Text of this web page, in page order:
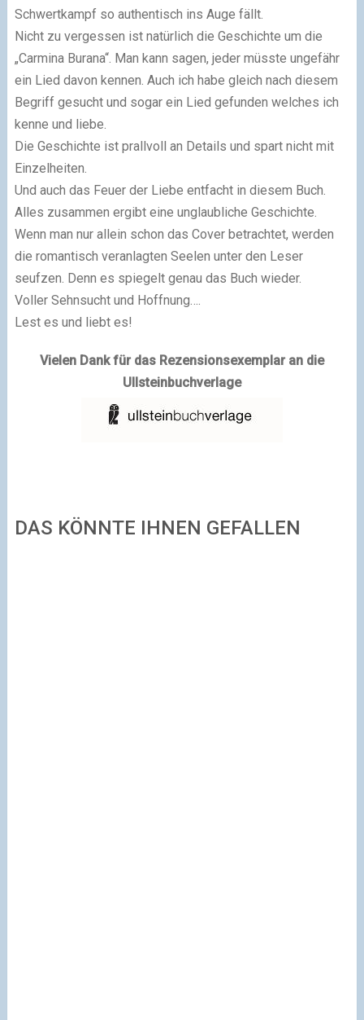
Schwertkampf so authentisch ins Auge fällt.
Nicht zu vergessen ist natürlich die Geschichte um die
„Carmina Burana“. Man kann sagen, jeder müsste ungefähr
ein Lied davon kennen. Auch ich habe gleich nach diesem
Begriff gesucht und sogar ein Lied gefunden welches ich
kenne und liebe.
Die Geschichte ist prallvoll an Details und spart nicht mit
Einzelheiten.
Und auch das Feuer der Liebe entfacht in diesem Buch.
Alles zusammen ergibt eine unglaubliche Geschichte.
Wenn man nur allein schon das Cover betrachtet, werden
die romantisch veranlagten Seelen unter den Leser
seufzen. Denn es spiegelt genau das Buch wieder.
Voller Sehnsucht und Hoffnung….
Lest es und liebt es!
Vielen Dank für das Rezensionsexemplar an die
Ullsteinbuchverlage
DAS KÖNNTE IHNEN GEFALLEN